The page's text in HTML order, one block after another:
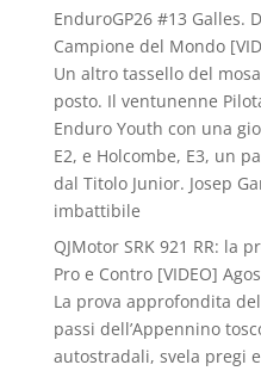
EnduroGP26 #13 Galles.
Campione del Mondo
Un altro tassello del
posto. Il ventunenne
Enduro Youth con una
E2, e Holcombe, E3, un
dal Titolo Junior. Josep
imbattibile
QJMotor SRK 921 RR: la
Pro e Contro [VIDEO]
La prova approfondita
passi dell’Appennino
autostradali, svela pregi